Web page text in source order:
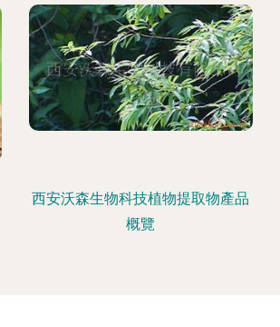
西安沃森生物科技植物提取物產品
概覽